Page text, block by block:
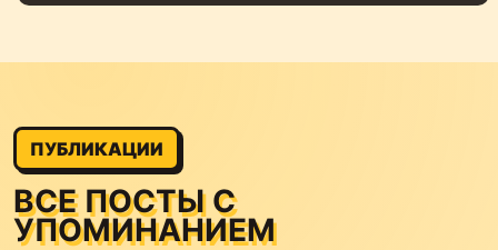
ПУБЛИКАЦИИ
ВСЕ ПОСТЫ С
УПОМИНАНИЕМ